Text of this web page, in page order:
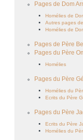
Pages de Dom
Homélies de
Autres pages
Homélies de
Pages de Père
Pages du Père
Homélies
Pages du Père
Homélies du
Ecrits du Père
Pages du Père
Ecrits du Père
Homélies du